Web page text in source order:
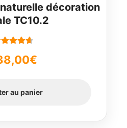
décoration
TC10.2
sur 5
€
au panier